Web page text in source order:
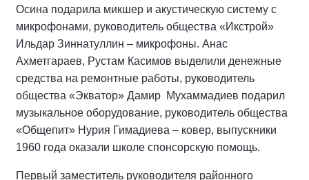
Осина подарила микшер и акустическую систему с
микрофонами, руководитель общества «Икстрой»
Ильдар Зиннатуллин – микрофоны. Анас
Ахметгараев, Рустам Касимов выделили денежные
средства на ремонтные работы, руководитель
общества «Экватор» Дамир Мухаммадиев подарил
музыкальное оборудование, руководитель общества
«Общепит» Нурия Гимадиева – ковер, выпускники
1960 года оказали школе спонсорскую помощь.
Первый заместитель руководителя районного